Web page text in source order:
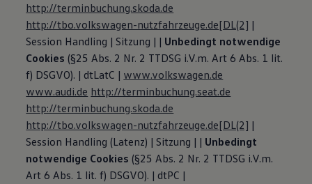
http://terminbuchung.skoda.de
http://tbo.volkswagen-nutzfahrzeuge.de[DL(2] |
Session Handling | Sitzung | | Unbedingt notwendige
Cookies (§25 Abs. 2 Nr. 2 TTDSG i.V.m. Art 6 Abs. 1 lit.
f) DSGVO). | dtLatC | www.volkswagen.de
www.audi.de http://terminbuchung.seat.de
http://terminbuchung.skoda.de
http://tbo.volkswagen-nutzfahrzeuge.de[DL(2] |
Session Handling (Latenz) | Sitzung | | Unbedingt
notwendige Cookies (§25 Abs. 2 Nr. 2 TTDSG i.V.m.
Art 6 Abs. 1 lit. f) DSGVO). | dtPC |